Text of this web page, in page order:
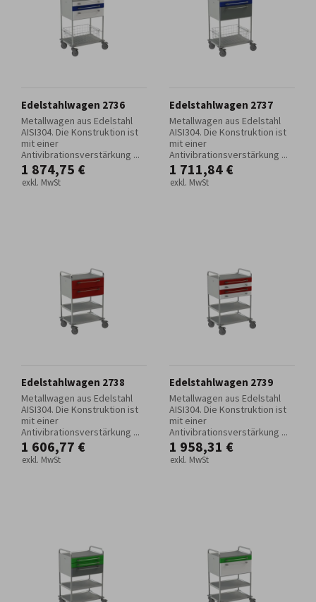
Edelstahlwagen 2736
Metallwagen aus Edelstahl
AISI304. Die Konstruktion ist
mit einer
Antivibrationsverstärkung ...
1 874,75 €
exkl. MwSt
Edelstahlwagen 2737
Metallwagen aus Edelstahl
AISI304. Die Konstruktion ist
mit einer
Antivibrationsverstärkung ...
1 711,84 €
exkl. MwSt
Edelstahlwagen 2738
Metallwagen aus Edelstahl
AISI304. Die Konstruktion ist
mit einer
Antivibrationsverstärkung ...
1 606,77 €
exkl. MwSt
Edelstahlwagen 2739
Metallwagen aus Edelstahl
AISI304. Die Konstruktion ist
mit einer
Antivibrationsverstärkung ...
1 958,31 €
exkl. MwSt